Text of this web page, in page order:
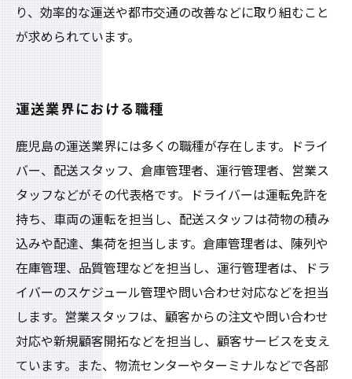
り、効率的な運送や都市交通の改善などに取り組むこと
が求められています。
運送業界における職種
鹿児島の運送業界には多くの職種が存在します。ドライ
バー、配送スタッフ、倉庫管理者、運行管理者、営業ス
タッフなどがその代表格です。ドライバーは運転免許を
持ち、車両の運転を担当し、配送スタッフは荷物の積み
込みや配達、集荷を担当します。倉庫管理者は、陳列や
在庫管理、品質管理などを担当し、運行管理者は、ドラ
イバーのスケジュール管理や問い合わせ対応などを担当
します。営業スタッフは、顧客からの注文や問い合わせ
対応や新規顧客開拓などを担当し、顧客サービスを支え
ています。また、物流センターやターミナルなどで各部